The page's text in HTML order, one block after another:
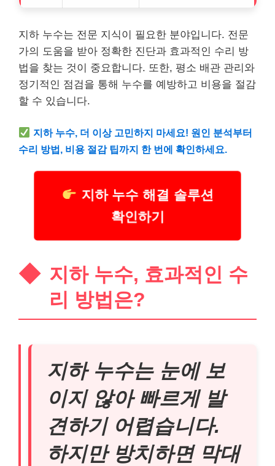
지하 누수는 전문 지식이 필요한 분야입니다. 전문
가의 도움을 받아 정확한 진단과 효과적인 수리 방
법을 찾는 것이 중요합니다. 또한, 평소 배관 관리와
정기적인 점검을 통해 누수를 예방하고 비용을 절감
할 수 있습니다.
지하 누수, 더 이상 고민하지 마세요! 원인 분석부터
수리 방법, 비용 절감 팁까지 한 번에 확인하세요.
지하 누수 해결 솔루션
확인하기
지하 누수, 효과적인 수
리 방법은?
지하 누수는 눈에 보
이지 않아 빠르게 발
견하기 어렵습니다.
하지만 방치하면 막대